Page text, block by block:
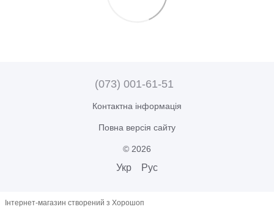
(073) 001-61-51
Контактна інформація
Повна версія сайту
© 2026
Укр Рус
Інтернет-магазин створений з Хорошоп